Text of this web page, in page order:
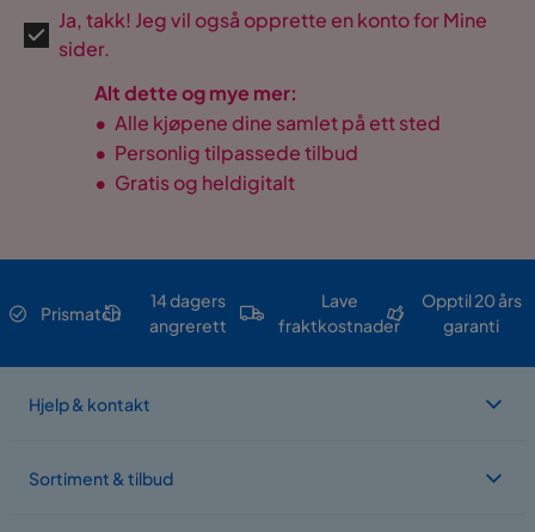
Ja, takk! Jeg vil også opprette en konto for Mine
sider.
Alt dette og mye mer:
• Alle kjøpene dine samlet på ett sted
• Personlig tilpassede tilbud
• Gratis og heldigitalt
Prismatch
14 dagers
angrerett
Lave
fraktkostnader
Opptil 20 års
garanti
Hjelp & kontakt
Sortiment & tilbud